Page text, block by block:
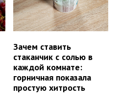
Зачем ставить
стаканчик с солью в
каждой комнате:
горничная показала
простую хитрость